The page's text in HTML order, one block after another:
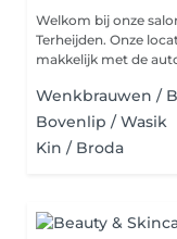
Welkom bij onze
Terheijden. Onze
makkelijk met de
Wenkbrauwen /
Bovenlip / Wasik
Kin / Broda